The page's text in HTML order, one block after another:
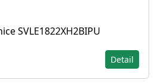
SVLE1822XH2BIPU
Detail